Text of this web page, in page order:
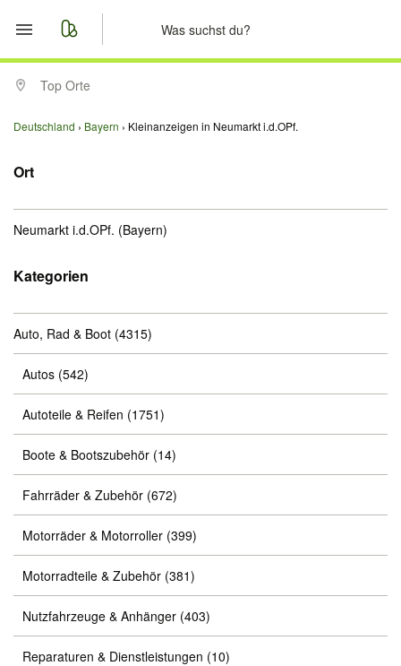
Start
Merkliste
Anzeige aufgeben
Top Orte
Deutschland Bayern Kleinanzeigen in Neumarkt i.d.OPf.
Ort
Neumarkt i.d.OPf. (Bayern)
Kategorien
Auto, Rad & Boot (4315)
Autos (542)
Autoteile & Reifen (1751)
Boote & Bootszubehör (14)
Fahrräder & Zubehör (672)
Motorräder & Motorroller (399)
Motorradteile & Zubehör (381)
Nutzfahrzeuge & Anhänger (403)
Reparaturen & Dienstleistungen (10)